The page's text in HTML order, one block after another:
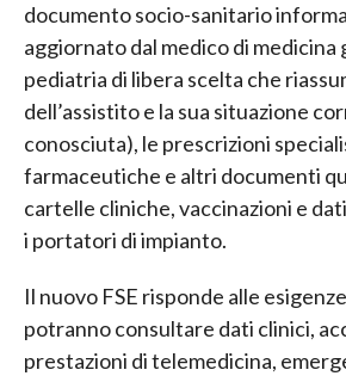
documento socio-sanitario
aggiornato dal medico di medicina
pediatria di libera scelta che
dell’assistito e la sua situazione
conosciuta), le prescrizioni
farmaceutiche e altri documenti
cartelle cliniche, vaccinazioni e
i portatori di impianto.
Il nuovo FSE risponde alle
potranno consultare dati clinici,
prestazioni di telemedicina,